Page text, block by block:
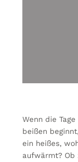
Wenn die
beißen
ein heißes,
aufwärmt? Ob